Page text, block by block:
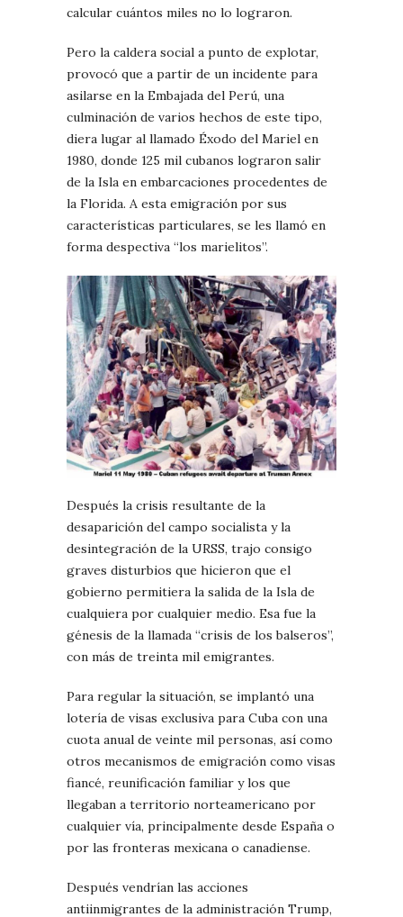
calcular cuántos miles no lo lograron.
Pero la caldera social a punto de explotar,
provocó que a partir de un incidente para
asilarse en la Embajada del Perú, una
culminación de varios hechos de este tipo,
diera lugar al llamado Éxodo del Mariel en
1980, donde 125 mil cubanos lograron salir
de la Isla en embarcaciones procedentes de
la Florida. A esta emigración por sus
características particulares, se les llamó en
forma despectiva “los marielitos”.
Después la crisis resultante de la
desaparición del campo socialista y la
desintegración de la URSS, trajo consigo
graves disturbios que hicieron que el
gobierno permitiera la salida de la Isla de
cualquiera por cualquier medio. Esa fue la
génesis de la llamada “crisis de los balseros”,
con más de treinta mil emigrantes.
Para regular la situación, se implantó una
lotería de visas exclusiva para Cuba con una
cuota anual de veinte mil personas, así como
otros mecanismos de emigración como visas
fiancé, reunificación familiar y los que
llegaban a territorio norteamericano por
cualquier vía, principalmente desde España o
por las fronteras mexicana o canadiense.
Después vendrían las acciones
antiinmigrantes de la administración Trump,